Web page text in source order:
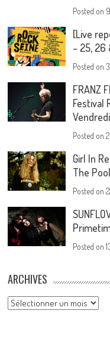
Posted on
[Live
– 25, 26
Posted on
FRANZ
Festival
Posted on
Girl In
The
Posted on
Posted on
ARCHIVES
Archives